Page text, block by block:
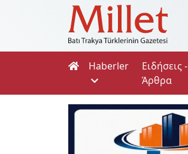
Haberler
Ειδήσεις -
Άρθρα